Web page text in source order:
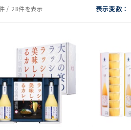
/ 28件を表示 表示変数：